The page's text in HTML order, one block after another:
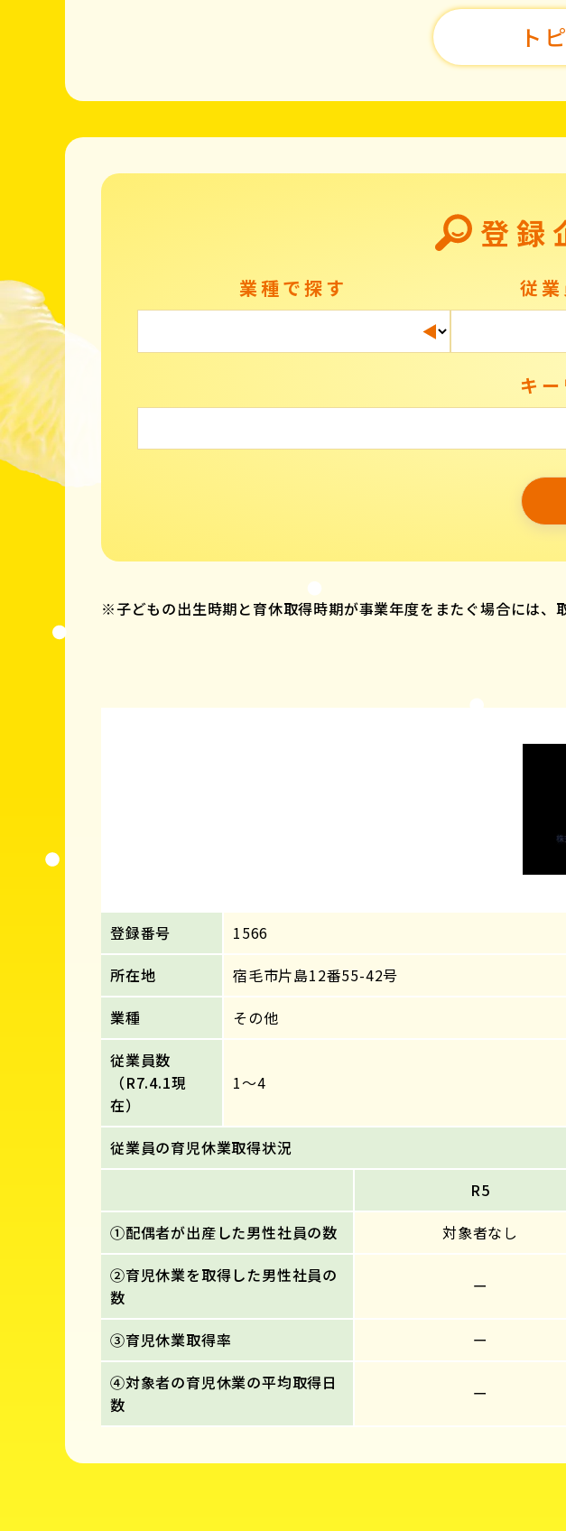
ト
登録
業種で探す 従
キ
※子どもの出生時期と育休取得時期が事業年度をまたぐ場合には、
登録番号
1566
所在地
宿毛市片島12番55-42号
業種
その他
従業員数
（R7.4.1現
在）
1～4
従業員の育児休業取得状況
R5
①配偶者が出産した男性社員の数
対象者なし
②育児休業を取得した男性社員の
数
ー
③育児休業取得率 ー
④対象者の育児休業の平均取得日
数
ー